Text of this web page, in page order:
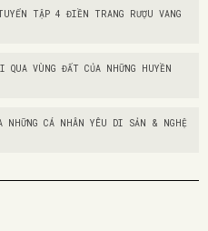
TẬP 4 ĐIỀN TRANG RƯỢU VANG
VÙNG ĐẤT CỦA NHỮNG HUYỀN
NHỮNG CÁ NHÂN YÊU DI SẢN & NGHỆ